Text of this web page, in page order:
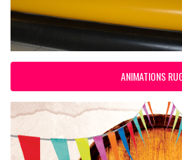
ANIMATIONS